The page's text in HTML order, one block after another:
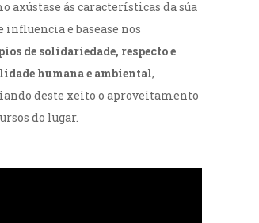
axústase ás características da súa
influencia e basease nos
de solidariedade, respecto e
humana e ambiental,
deste xeito o aproveitamento
do lugar.